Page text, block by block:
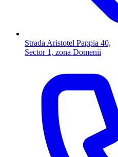
Strada Aristotel Pappia 40,
Sector 1, zona Domenii